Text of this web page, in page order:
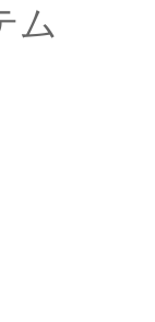
ム